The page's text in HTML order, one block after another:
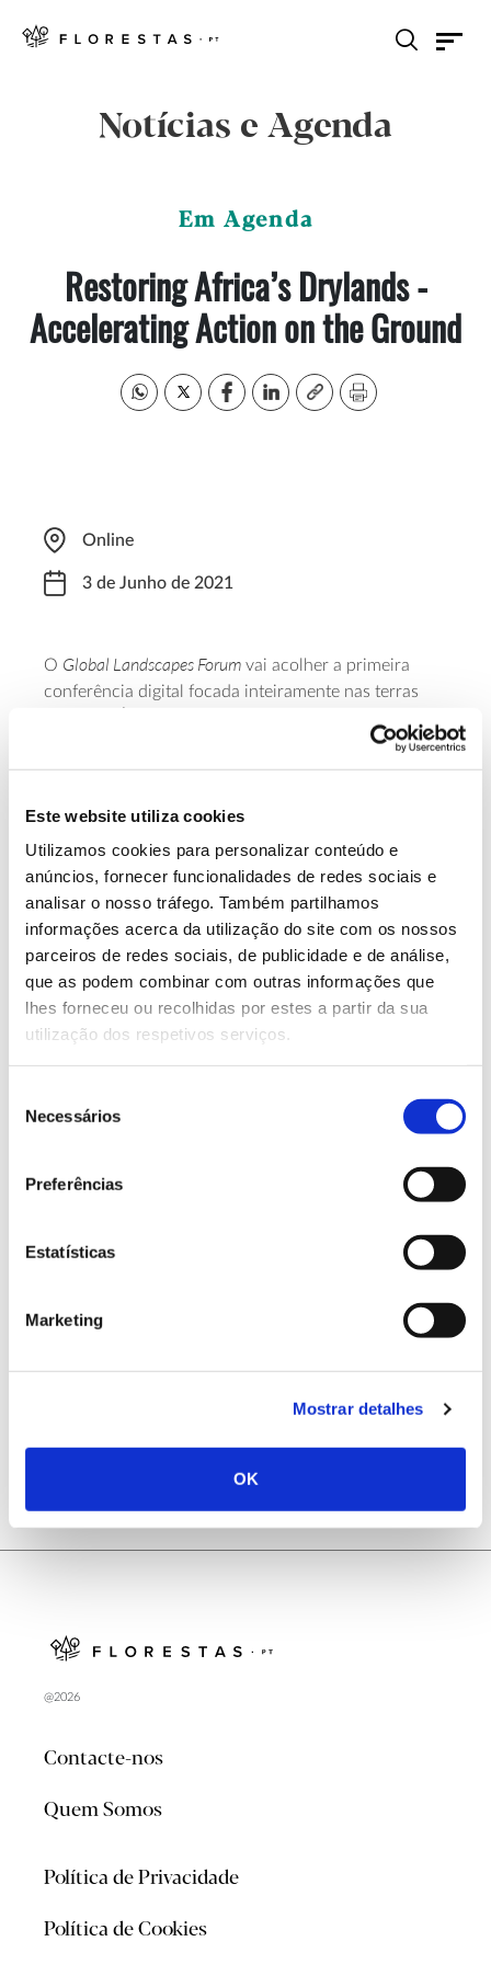
Este website utiliza cookies
Utilizamos cookies para personalizar conteúdo e
anúncios, fornecer funcionalidades de redes sociais e
analisar o nosso tráfego. Também partilhamos
informações acerca da utilização do site com os nossos
parceiros de redes sociais, de publicidade e de análise,
que as podem combinar com outras informações que
lhes forneceu ou recolhidas por estes a partir da sua
utilização dos respetivos serviços.
Necessários
Preferências
Estatísticas
Marketing
Mostrar detalhes
OK
Notícias e Agenda
Em Agenda
Restoring Africa’s Drylands -
Accelerating Action on the Ground
Online
3 de Junho de 2021
O Global Landscapes Forum vai acolher a primeira
conferência digital focada inteiramente nas terras
restauração integrativa podem fazer com que
aquelas áreas floresçam de novo. A inscrição e
Saiba mais sobre esta conferência
13.07.2026
Genoma do priolo e de outras espécies em risco:
conhecer para conservar
02.07.2026
Registar galhas de Trichi em acácia-das-espigas:
cidadãos chamados a ajudar
Natureza e florestas procuram jovens voluntários
no verão 2026
@2026
Contacte-nos
Quem Somos
Política de Privacidade
Política de Cookies